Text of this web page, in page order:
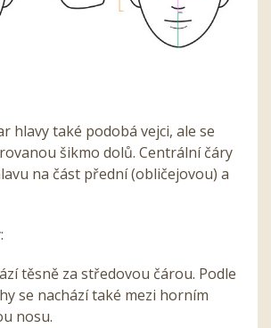
hlavy také podobá vejci, ale se
šikmo dolů. Centrální čáry
na část přední (obličejovou) a
těsně za středovou čárou. Podle
se nachází také mezi horním
nosu.